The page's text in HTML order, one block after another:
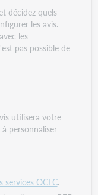
décidez quels
les avis.
les
pas possible de
utilisera votre
personnaliser
services OCLC.